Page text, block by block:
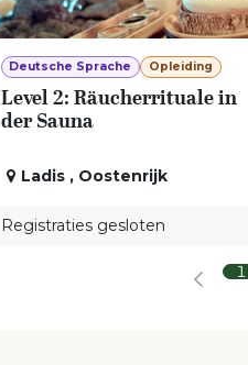
Deutsche Sprache Opleiding
Level 2: Räucherrituale in
der Sauna
Ladis , Oostenrijk
Registraties gesloten
1